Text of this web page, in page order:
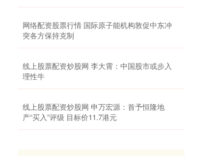
网络配资股票行情 国际原子能机构敦促中东冲
突各方保持克制
线上股票配资炒股网 李大霄：中国股市或步入
理性牛
线上股票配资炒股网 申万宏源：首予恒隆地
产“买入”评级 目标价11.7港元